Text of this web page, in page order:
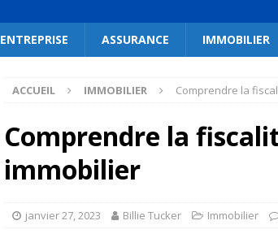
ENTREPRISE ASSURANCE IMMOBILIER
ACCUEIL IMMOBILIER Comprendre la
Comprendre la
immobilier
janvier 27, 2023 Billie Tucker Immobilier